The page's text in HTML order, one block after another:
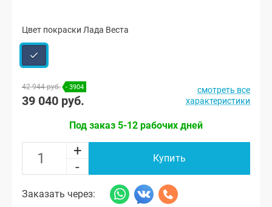
Цвет покраски Лада Веста
42 944 руб. - 3904
39 040 руб.
смотреть все
характеристики
Под заказ 5-12 рабочих дней
+
-
Купить
Заказать через: